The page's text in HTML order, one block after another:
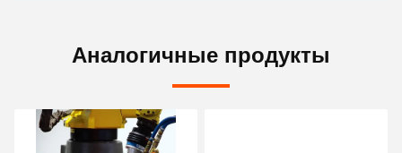
Аналогичные продукты